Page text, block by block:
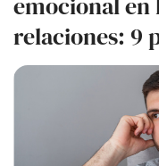
emocional en
relaciones: 9